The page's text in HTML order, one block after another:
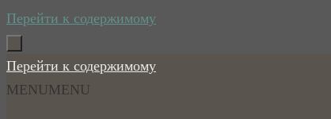
Перейти к содержимому
Перейти к содержимому
MENUMENU